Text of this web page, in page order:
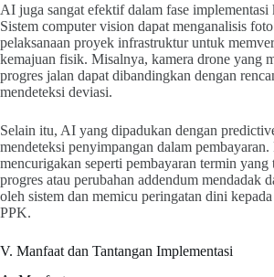
AI juga sangat efektif dalam fase implementasi
Sistem computer vision dapat menganalisis
pelaksanaan proyek infrastruktur untuk
kemajuan fisik. Misalnya, kamera drone yang
progres jalan dapat dibandingkan dengan
mendeteksi deviasi.
Selain itu, AI yang dipadukan dengan
mendeteksi penyimpangan dalam pembayaran.
mencurigakan seperti pembayaran termin yang
progres atau perubahan addendum mendadak
oleh sistem dan memicu peringatan dini
PPK.
V. Manfaat dan Tantangan Implementasi